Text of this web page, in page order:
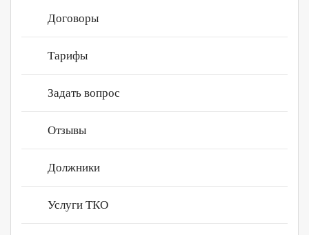
Сертификаты
Контакты
Личный кабинет
Договоры
Тарифы
Задать вопрос
Отзывы
Должники
Услуги ТКО